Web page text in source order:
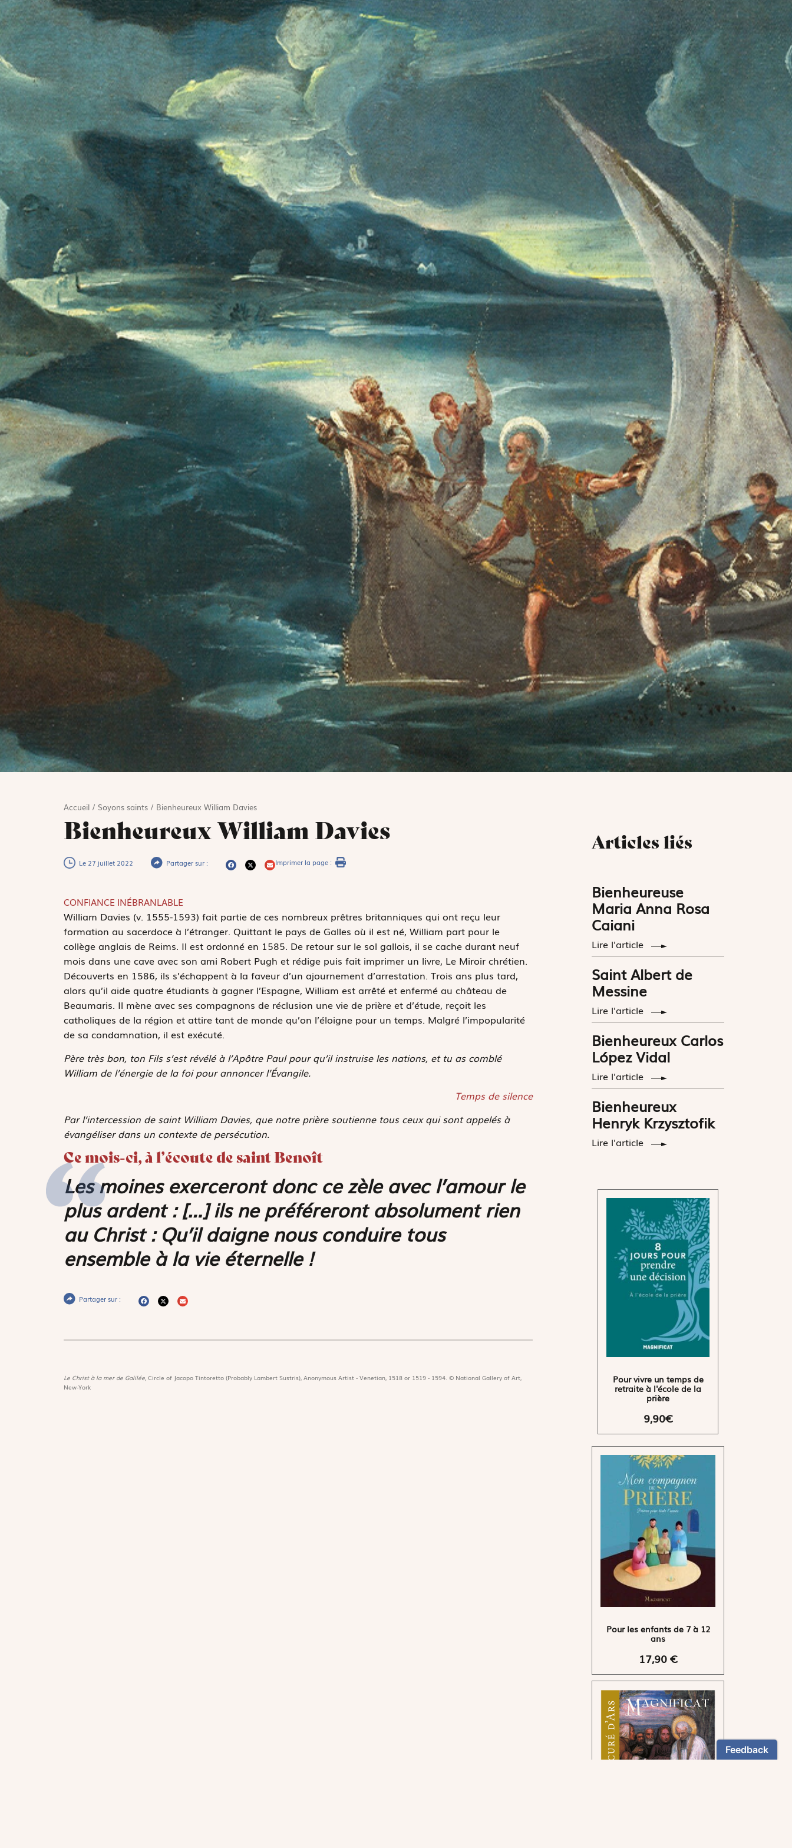
Accueil/ Soyons saints/ Bienheureux William Davies
Bienheureux William Davies
Le 27 juillet 2022 Partager sur : Imprimer la page :
CONFIANCE INÉBRANLABLE
William Davies (v. 1555-1593) fait partie de ces nombreux prêtres britanniques qui ont reçu leur
formation au sacerdoce à l’étranger. Quittant le pays de Galles où il est né, William part pour le
collège anglais de Reims. Il est ordonné en 1585. De retour sur le sol gallois, il se cache durant neuf
mois dans une cave avec son ami Robert Pugh et rédige puis fait imprimer un livre, Le Miroir chrétien.
Découverts en 1586, ils s’échappent à la faveur d’un ajournement d’arrestation. Trois ans plus tard,
alors qu’il aide quatre étudiants à gagner l’Espagne, William est arrêté et enfermé au château de
Beaumaris. Il mène avec ses compagnons de réclusion une vie de prière et d’étude, reçoit les
catholiques de la région et attire tant de monde qu’on l’éloigne pour un temps. Malgré l’impopularité
de sa condamnation, il est exécuté.
Père très bon, ton Fils s’est révélé à l’Apôtre Paul pour qu’il instruise les nations, et tu as comblé
William de l’énergie de la foi pour annoncer l’Évangile.
Temps de silence
Par l’intercession de saint William Davies, que notre prière soutienne tous ceux qui sont appelés à
évangéliser dans un contexte de persécution.
Ce mois-ci, à l’écoute de saint Benoît
Les moines exerceront donc ce zèle avec l’amour le
plus ardent : […] ils ne préféreront absolument rien
au Christ : Qu’il daigne nous conduire tous
ensemble à la vie éternelle !
Partager sur :
Le Christ à la mer de Galilée, Circle of Jacopo Tintoretto (Probably Lambert Sustris), Anonymous Artist - Venetian, 1518 or 1519 - 1594. © National Gallery of Art,
New-York
Articles liés
Bienheureuse
Maria Anna Rosa
Caiani
Lire l'article
Saint Albert de
Messine
Lire l'article
Bienheureux Carlos
López Vidal
Lire l'article
Bienheureux
Henryk Krzysztofik
Lire l'article
Pour vivre un temps de
retraite à l'école de la
prière
9,90€
Pour les enfants de 7 à 12
ans
17,90 €